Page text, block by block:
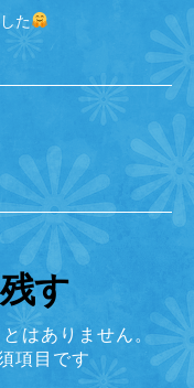
た
す
はありません。
項目です